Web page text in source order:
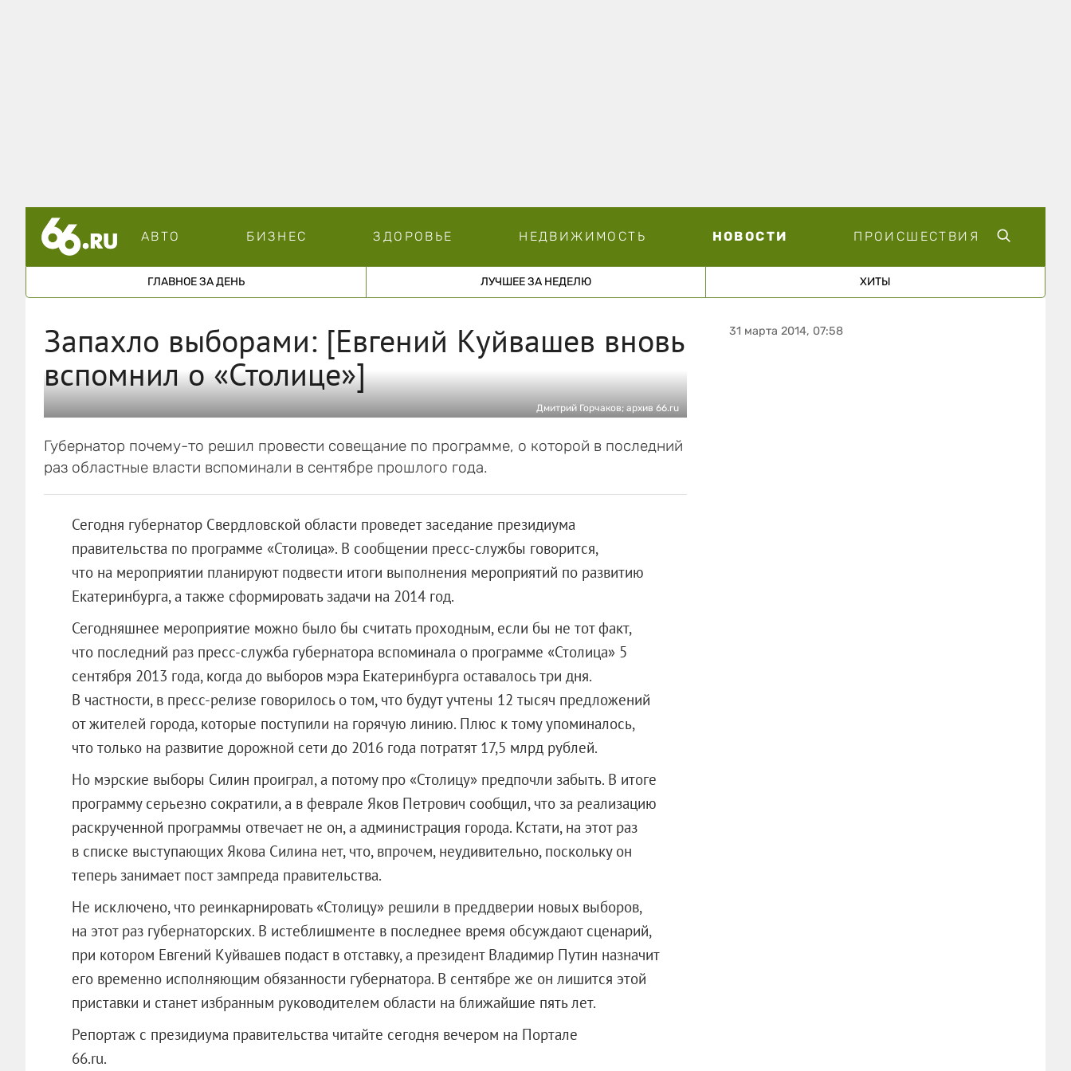
АВТО БИЗНЕС ЗДОРОВЬЕ НЕДВИЖИМОСТЬ НОВОСТИ ПРОИСШЕСТВИЯ
ГЛАВНОЕ ЗА ДЕНЬ ЛУЧШЕЕ ЗА НЕДЕЛЮ ХИТЫ
Запахло выборами: [Евгений Куйвашев вновь
вспомнил о «Столице»]
Дмитрий Горчаков; архив 66.ru
Губернатор почему-то решил провести совещание по программе, о которой в последний
раз областные власти вспоминали в сентябре прошлого года.
Сегодня губернатор Свердловской области проведет заседание президиума
правительства по программе «Столица». В сообщении пресс-службы говорится,
что на мероприятии планируют подвести итоги выполнения мероприятий по развитию
Екатеринбурга, а также сформировать задачи на 2014 год.
Сегодняшнее мероприятие можно было бы считать проходным, если бы не тот факт,
что последний раз пресс-служба губернатора вспоминала о программе «Столица» 5
сентября 2013 года, когда до выборов мэра Екатеринбурга оставалось три дня.
В частности, в пресс-релизе говорилось о том, что будут учтены 12 тысяч предложений
от жителей города, которые поступили на горячую линию. Плюс к тому упоминалось,
что только на развитие дорожной сети до 2016 года потратят 17,5 млрд рублей.
Но мэрские выборы Силин проиграл, а потому про «Столицу» предпочли забыть. В итоге
программу серьезно сократили, а в феврале Яков Петрович сообщил, что за реализацию
раскрученной программы отвечает не он, а администрация города. Кстати, на этот раз
в списке выступающих Якова Силина нет, что, впрочем, неудивительно, поскольку он
теперь занимает пост зампреда правительства.
Не исключено, что реинкарнировать «Столицу» решили в преддверии новых выборов,
на этот раз губернаторских. В истеблишменте в последнее время обсуждают сценарий,
при котором Евгений Куйвашев подаст в отставку, а президент Владимир Путин назначит
его временно исполняющим обязанности губернатора. В сентябре же он лишится этой
приставки и станет избранным руководителем области на ближайшие пять лет.
Репортаж с президиума правительства читайте сегодня вечером на Портале
66.ru.
31 марта 2014, 07:58